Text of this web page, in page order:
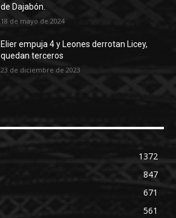
de Dajabón.
18 de mayo de 2024
Elier empuja 4 y Leones derrotan Licey,
quedan terceros
23 de diciembre de 2023
1372
847
671
561